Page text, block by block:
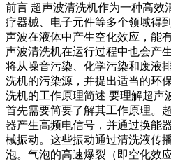
前言 超声波清洗机作为一种高效
疗器械、电子元件等多个领域得
声波在液体中产生空化效应，能
声波清洗机在运行过程中也会产
将从噪音污染、化学污染和废液
洗机的污染源，并提出适当的环
洗机的工作原理简述 要理解超声
首先需要简要了解其工作原理。
器产生高频电信号，并通过换能
械振动。这些振动通过清洗液传
泡。气泡的高速爆裂（即空化效